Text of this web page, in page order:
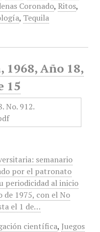
Coronado, Ritos,
, Tequila
Año 18,
15
semanario
por el patronato
periodicidad al inicio
de 1975, con el No
el 1 de…
científica, Juegos